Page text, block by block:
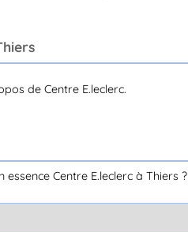
de Centre E.leclerc.
Centre E.leclerc à Thiers ?